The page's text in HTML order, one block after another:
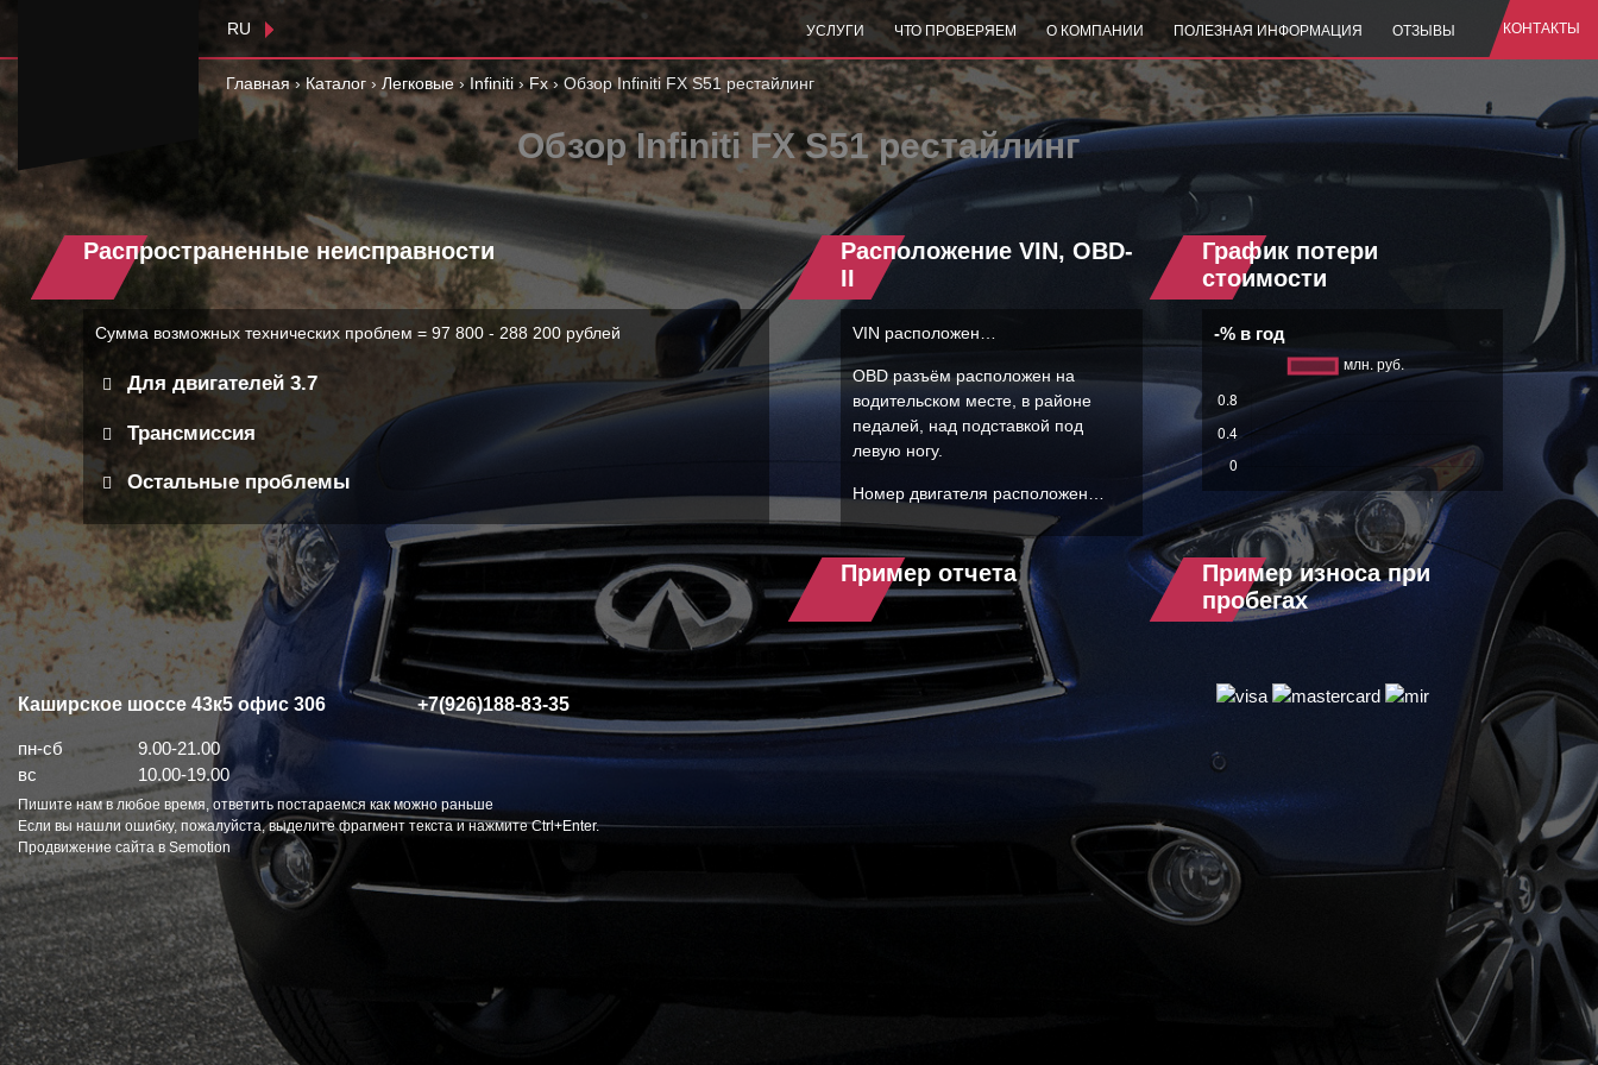
RU УСЛУГИ ЧТО ПРОВЕРЯЕМ О КОМПАНИИ ПОЛЕЗНАЯ ИНФОРМАЦИЯ ОТЗЫВЫ КОНТАКТЫ
Главная›Каталог › Легковые›Infiniti ›Fx› Обзор Infiniti FX S51 рестайлинг
Обзор Infiniti FX S51 рестайлинг
Распространенные неисправности
Сумма возможных технических проблем = 97 800 - 288 200 рублей
Для двигателей 3.7
Трансмиссия
Остальные проблемы
Расположение VIN, OBD-
II
VIN расположен…
OBD разъём расположен на
водительском месте, в районе
педалей, над подставкой под
левую ногу.
Номер двигателя расположен…
График потери
стоимости
-% в год
Пример отчета
Пример износа при
пробегах
Каширское шоссе 43к5 офис 306
пн-сб
9.00-21.00
вс
10.00-19.00
Пишите нам в любое время, ответить постараемся как можно раньше
Если вы нашли ошибку, пожалуйста, выделите фрагмент текста и нажмите Ctrl+Enter.
Продвижение сайта в Semotion
+7(926)188-83-35